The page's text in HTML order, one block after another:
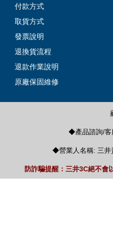
付款方式
取貨方式
發票說明
退換貨流程
退款作業說明
原廠保固維修
◆產品諮詢/客
◆營業人名稱: 三井
防詐騙提醒：三井3C絕不會